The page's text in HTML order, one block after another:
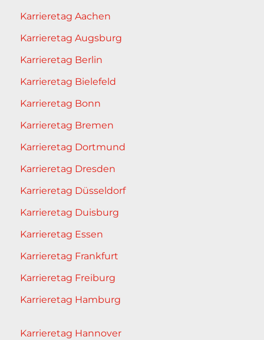
Karrieretag Aachen
Karrieretag Augsburg
Karrieretag Berlin
Karrieretag Bielefeld
Karrieretag Bonn
Karrieretag Bremen
Karrieretag Dortmund
Karrieretag Dresden
Karrieretag Düsseldorf
Karrieretag Duisburg
Karrieretag Essen
Karrieretag Frankfurt
Karrieretag Freiburg
Karrieretag Hamburg
Karrieretag Hannover